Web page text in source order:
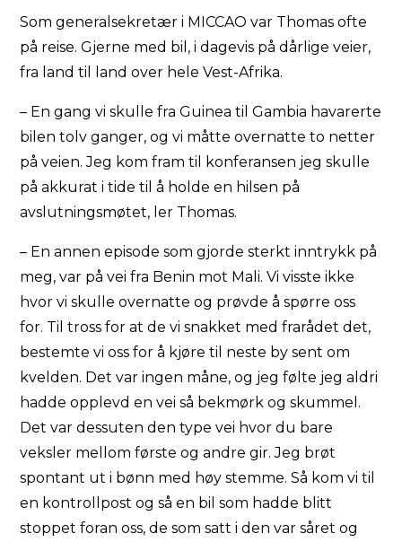
Som generalsekretær i MICCAO var Thomas ofte
på reise. Gjerne med bil, i dagevis på dårlige veier,
fra land til land over hele Vest-Afrika.
– En gang vi skulle fra Guinea til Gambia havarerte
bilen tolv ganger, og vi måtte overnatte to netter
på veien. Jeg kom fram til konferansen jeg skulle
på akkurat i tide til å holde en hilsen på
avslutningsmøtet, ler Thomas.
– En annen episode som gjorde sterkt inntrykk på
meg, var på vei fra Benin mot Mali. Vi visste ikke
hvor vi skulle overnatte og prøvde å spørre oss
for. Til tross for at de vi snakket med frarådet det,
bestemte vi oss for å kjøre til neste by sent om
kvelden. Det var ingen måne, og jeg følte jeg aldri
hadde opplevd en vei så bekmørk og skummel.
Det var dessuten den type vei hvor du bare
veksler mellom første og andre gir. Jeg brøt
spontant ut i bønn med høy stemme. Så kom vi til
en kontrollpost og så en bil som hadde blitt
stoppet foran oss, de som satt i den var såret og